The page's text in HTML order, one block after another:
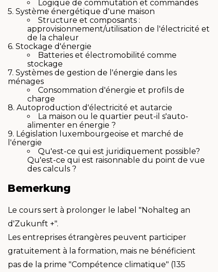
Logique de commutation et commandes
5. Système énergétique d'une maison
Structure et composants :
approvisionnement/utilisation de l'électricité et
de la chaleur
6. Stockage d'énergie
Batteries et électromobilité comme
stockage
7. Systèmes de gestion de l'énergie dans les
ménages
Consommation d'énergie et profils de
charge
8. Autoproduction d'électricité et autarcie
La maison ou le quartier peut-il s'auto-
alimenter en énergie ?
9. Législation luxembourgeoise et marché de
l'énergie
Qu'est-ce qui est juridiquement possible?
Qu'est-ce qui est raisonnable du point de vue
des calculs ?
Bemerkung
Le cours sert à prolonger le label "Nohalteg an
d'Zukunft +".
Les entreprises étrangères peuvent participer
gratuitement à la formation, mais ne bénéficient
pas de la prime "Compétence climatique" (135